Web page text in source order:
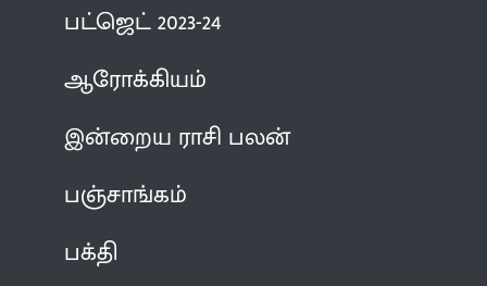
பட்ஜெட் 2023-24
ஆரோக்கியம்
இன்றைய ராசி பலன்
பஞ்சாங்கம்
பக்தி